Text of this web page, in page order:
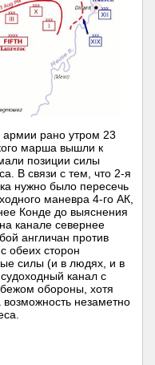
рано утром 23
марша вышли к
позиции силы
В связи с тем, что 2-я
нужно было пересечь
маневра 4-го АК,
Конде до выяснения
канале севернее
англичан против
обеих сторон
силы (и в людях, и в
канал с
обороны, хотя
незаметно